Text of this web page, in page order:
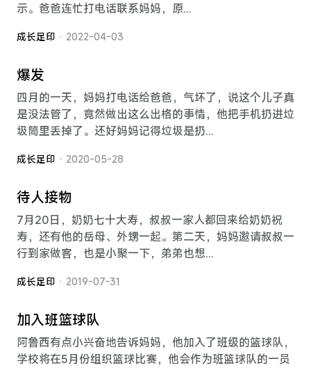
示。爸爸连忙打电话联系妈妈，原...
成长足印 · 2022-04-03
爆发
四月的一天，妈妈打电话给爸爸，气坏了，说这个儿子真
是没法管了，竟然做出这么出格的事情，他把手机扔进垃
圾筒里丢掉了。还好妈妈记得垃圾是扔...
成长足印 · 2020-05-28
待人接物
7月20日，奶奶七十大寿，叔叔一家人都回来给奶奶祝
寿，还有他的岳母、外甥一起。第二天，妈妈邀请叔叔一
行到家做客，也是小聚一下，弟弟也想...
成长足印 · 2019-07-31
加入班篮球队
阿鲁西有点小兴奋地告诉妈妈，他加入了班级的篮球队，
学校将在5月份组织篮球比赛，他会作为班篮球队的一员